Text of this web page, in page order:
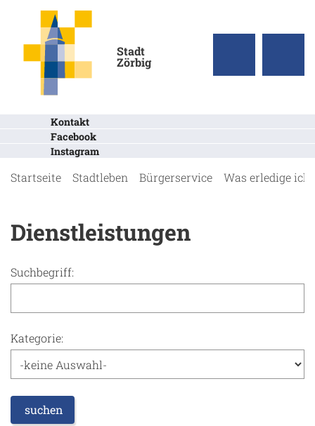
Stadt
Zörbig
Kontakt
Facebook
Instagram
Startseite Stadtleben Bürgerservice Was erledige ich
Dienstleistungen
Suchbegriff:
Kategorie:
suchen